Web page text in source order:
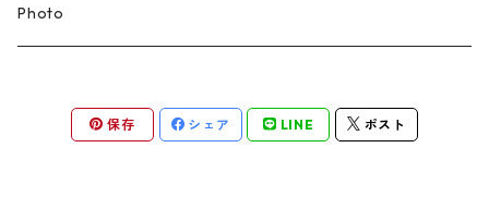
sticker
Wallet
OMAMORI
Digital painting
Drawing Flame
Photo
保存 シェア LINE ポスト